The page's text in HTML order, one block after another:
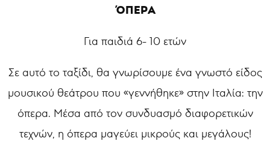
ΌΠΕΡΑ
Για παιδιά 6- 10 ετών
Σε αυτό το ταξίδι, θα γνωρίσουμε ένα γνωστό είδος
μουσικού θεάτρου που «γεννήθηκε» στην Ιταλία: την
όπερα. Μέσα από τον συνδυασμό διαφορετικών
τεχνών, η όπερα μαγεύει μικρούς και μεγάλους!